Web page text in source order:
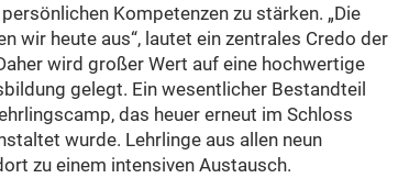
Kompetenzen zu stärken. „Die
wir heute aus“, lautet ein zentrales Credo der
Daher wird großer Wert auf eine hochwertige
gelegt. Ein wesentlicher Bestandteil
das heuer erneut im Schloss
wurde. Lehrlinge aus allen neun
zu einem intensiven Austausch.